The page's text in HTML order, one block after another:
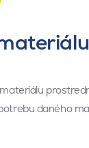
daného